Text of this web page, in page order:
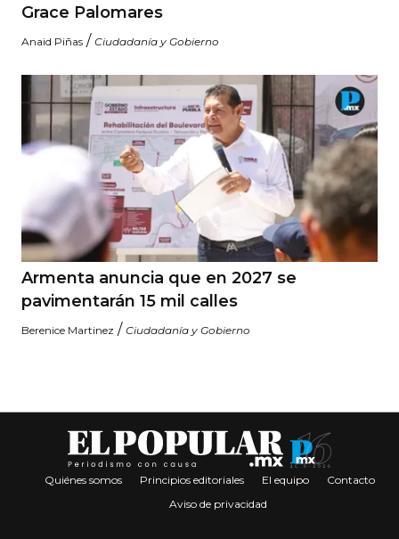
Grace Palomares
Anaid Piñas / Ciudadanía y Gobierno
Armenta anuncia que en 2027 se
pavimentarán 15 mil calles
Berenice Martinez / Ciudadanía y Gobierno
Quiénes somos Principios editoriales El equipo
Contacto
Aviso de privacidad